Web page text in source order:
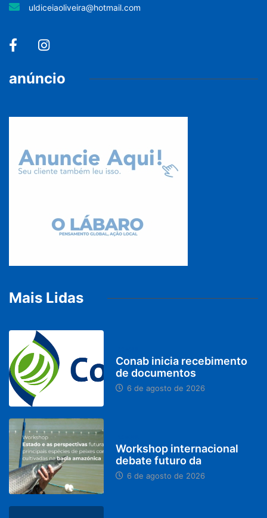
uldiceiaoliveira@hotmail.com
anúncio
Mais Lidas
Conab inicia recebimento
de documentos
6 de agosto de 2026
Workshop internacional
debate futuro da
6 de agosto de 2026